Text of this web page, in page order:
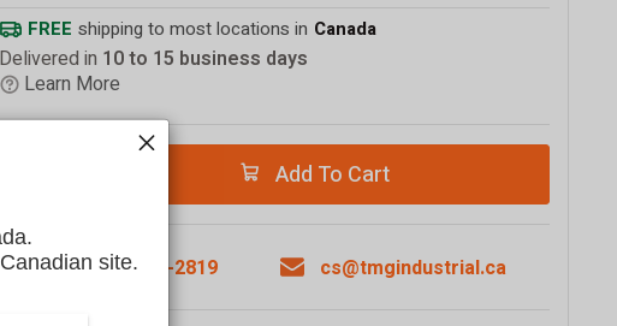
FREE shipping to most locations in Canada
Delivered in 10 to 15 business days
Learn More
Add To Cart
1-877-761-2819 cs@tmgindustrial.ca
site.